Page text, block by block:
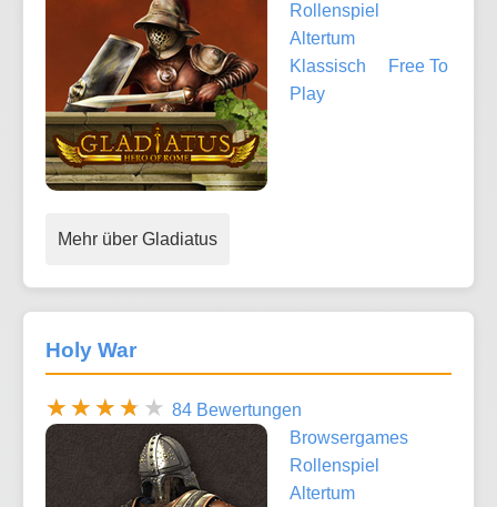
Rollenspiel
Altertum
Klassisch
Free To
Play
Mehr über Gladiatus
Holy War
84 Bewertungen
Browsergames
Rollenspiel
Altertum